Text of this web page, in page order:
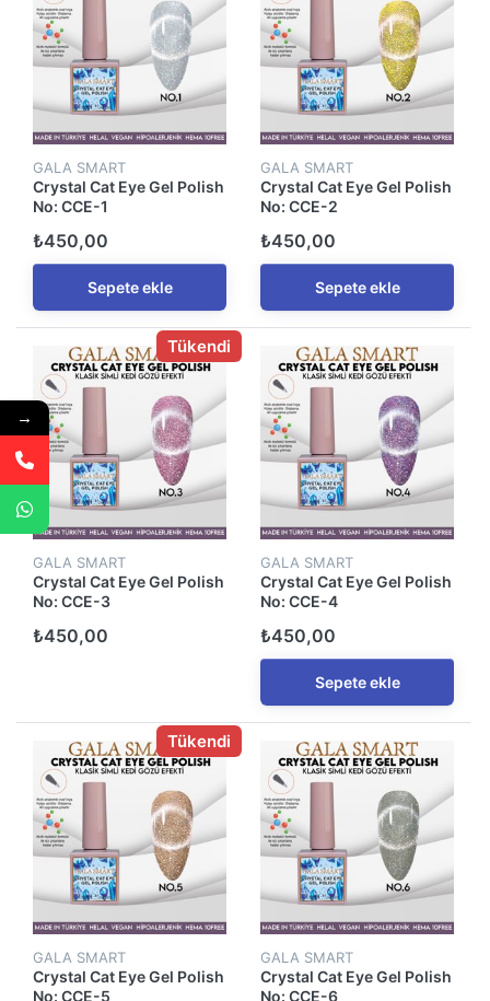
GALA SMART
Crystal Cat Eye Gel Polish
No: CCE-1
₺450,00
Sepete ekle
GALA SMART
Crystal Cat Eye Gel Polish
No: CCE-2
₺450,00
Sepete ekle
GALA SMART
Crystal Cat Eye Gel Polish
No: CCE-3
Tükendi
₺450,00
GALA SMART
Crystal Cat Eye Gel Polish
No: CCE-4
₺450,00
Sepete ekle
GALA SMART
Crystal Cat Eye Gel Polish
No: CCE-5
Tükendi
GALA SMART
Crystal Cat Eye Gel Polish
No: CCE-6
→